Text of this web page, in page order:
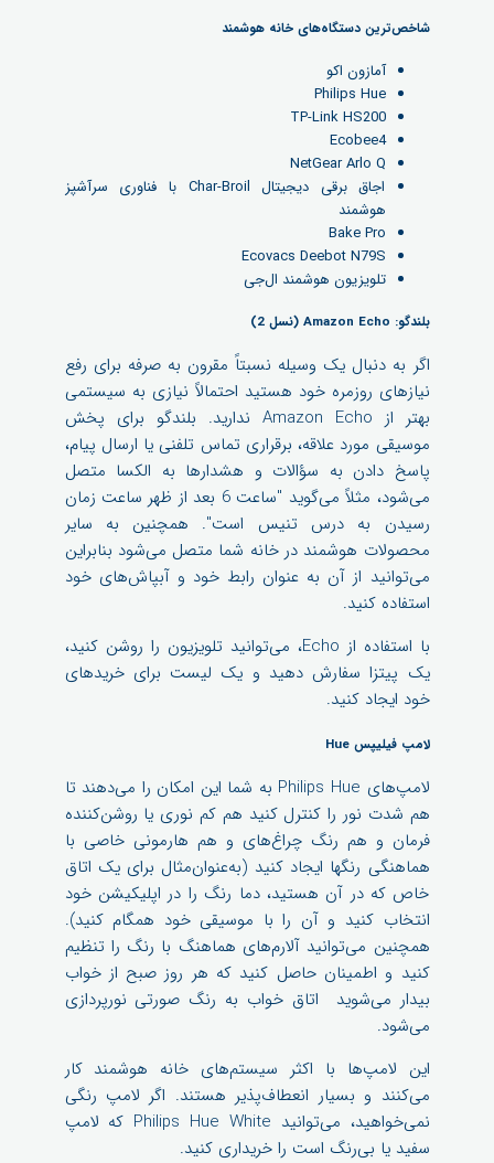
شاخص‌ترین دستگاه‌های خانه هوشمند
آمازون اکو
Philips Hue
TP-Link HS200
Ecobee4
NetGear Arlo Q
اجاق برقی دیجیتال Char-Broil با فناوری سرآشپز
هوشمند
Bake Pro
Ecovacs Deebot N79S
تلویزیون هوشمند ال‌جی
بلندگو: Amazon Echo (نسل 2)
اگر به دنبال یک وسیله نسبتاً مقرون به صرفه برای رفع
نیازهای روزمره خود هستید احتمالاً نیازی به سیستمی
بهتر از Amazon Echo ندارید. بلندگو برای پخش
موسیقی مورد علاقه، برقراری تماس تلفنی یا ارسال پیام،
پاسخ دادن به سؤالات و هشدارها به الکسا متصل
می‌شود، مثلاً می‌گوید "ساعت 6 بعد از ظهر ساعت زمان
رسیدن به درس تنیس است". همچنین به سایر
محصولات هوشمند در خانه شما متصل می‌شود بنابراین
می‌توانید از آن به عنوان رابط خود و آبپاش‌های خود
استفاده کنید.
با استفاده از Echo، می‌توانید تلویزیون را روشن کنید،
یک پیتزا سفارش دهید و یک لیست برای خریدهای
خود ایجاد کنید.
لامپ فیلیپس Hue
لامپ‌های Philips Hue به شما این امکان را می‌دهند تا
هم شدت نور را کنترل کنید هم کم نوری یا روشن‌کننده
فرمان و هم رنگ چراغ‌های و هم هارمونی خاصی با
هماهنگی رنگها ایجاد کنید (به‌عنوان‌مثال برای یک اتاق
خاص که در آن هستید، دما رنگ را در اپلیکیشن خود
انتخاب کنید و آن را با موسیقی خود همگام کنید).
همچنین می‌توانید آلارم‌های هماهنگ با رنگ را تنظیم
کنید و اطمینان حاصل کنید که هر روز صبح از خواب
بیدار می‌شوید اتاق خواب به رنگ صورتی نورپردازی
می‌شود.
این لامپ‌ها با اکثر سیستم‌های خانه هوشمند کار
می‌کنند و بسیار انعطاف‌پذیر هستند. اگر لامپ رنگی
نمی‌خواهید، می‌توانید Philips Hue White که لامپ
سفید یا بی‌رنگ است را خریداری کنید.